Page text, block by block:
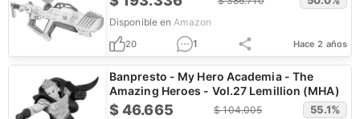
Disponible en Amazon
20 1 Hace 2 años
Banpresto - My Hero Academia - The
Amazing Heroes - Vol.27 Lemillion (MHA)
$46.665 $104.005 55.1%